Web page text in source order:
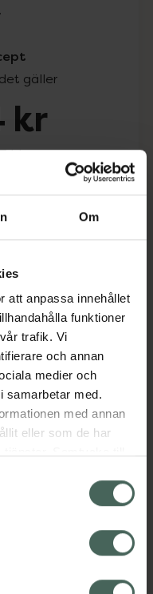
Om
att anpassa innehållet
funktioner
trafik. Vi
och annan
medier och
samarbetar med.
med annan
eller som de har
påverkar inte
innan återkallelsen.
gäller
kr
kr
Dölj
innan